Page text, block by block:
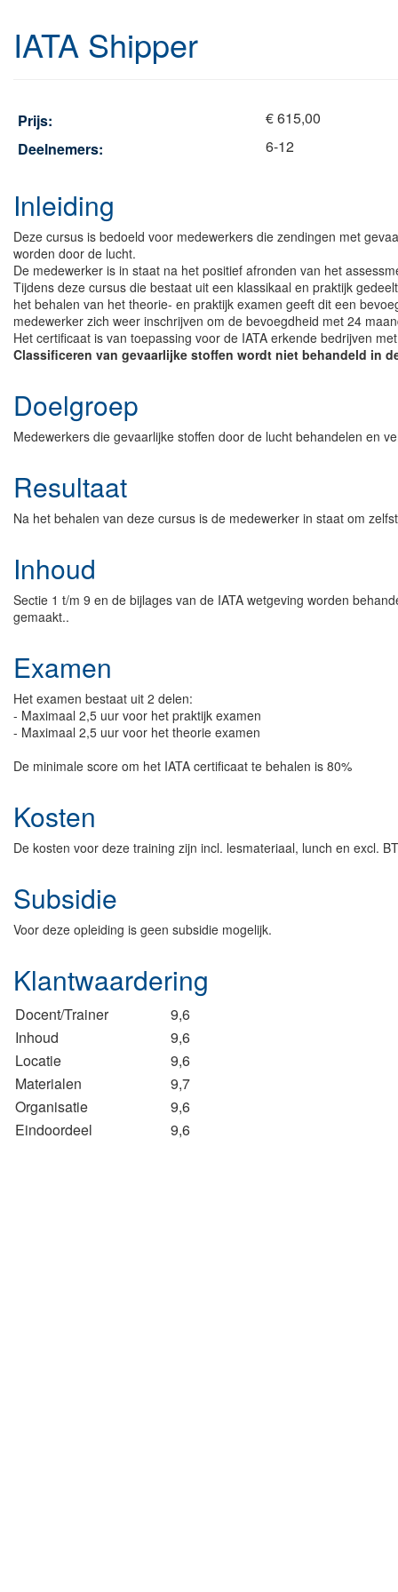
IATA Shipper
Prijs:
€ 615,00
Deelnemers:
6-12
Inleiding
Deze cursus is bedoeld voor medewerkers die zendingen met
worden door de lucht.
De medewerker is in staat na het positief afronden van het
Tijdens deze cursus die bestaat uit een klassikaal en praktijk
het behalen van het theorie- en praktijk examen geeft dit een
medewerker zich weer inschrijven om de bevoegdheid met 24
Het certificaat is van toepassing voor de IATA erkende bedrijven
Classificeren van gevaarlijke stoffen wordt niet behandeld in
Doelgroep
Medewerkers die gevaarlijke stoffen door de lucht behandelen en
Resultaat
Na het behalen van deze cursus is de medewerker in staat om
Inhoud
Sectie 1 t/m 9 en de bijlages van de IATA wetgeving worden
gemaakt..
Examen
Het examen bestaat uit 2 delen:
- Maximaal 2,5 uur voor het praktijk examen
- Maximaal 2,5 uur voor het theorie examen
De minimale score om het IATA certificaat te behalen is 80%
Kosten
De kosten voor deze training zijn incl. lesmateriaal, lunch en excl.
Subsidie
Voor deze opleiding is geen subsidie mogelijk.
Klantwaardering
Docent/Trainer
9,6
Inhoud
9,6
Locatie
9,6
Materialen
9,7
Organisatie
9,6
Eindoordeel
9,6